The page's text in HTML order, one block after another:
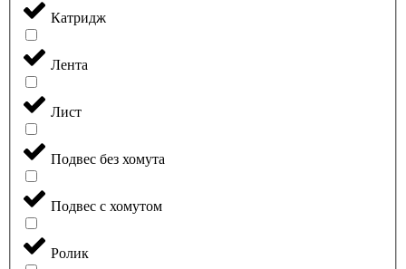
Катридж
Лента
Лист
Подвес без хомута
Подвес с хомутом
Ролик